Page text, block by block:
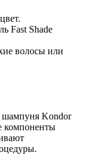
Fast Shade
волосы или
шампуня Kondor
компоненты